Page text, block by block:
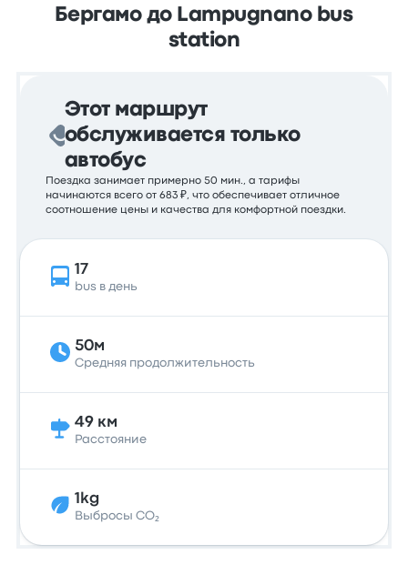
Бергамо до Lampugnano bus
station
Этот маршрут
обслуживается только
автобус
Поездка занимает примерно 50 мин., а тарифы
начинаются всего от 683 ₽, что обеспечивает отличное
соотношение цены и качества для комфортной поездки.
17
bus в день
50м
Средняя продолжительность
49 км
Расстояние
1kg
Выбросы CO₂